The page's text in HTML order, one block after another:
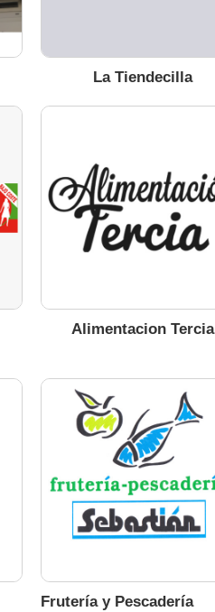
La Tiendecilla
Alimentacion Tercia
Frutería y Pescadería